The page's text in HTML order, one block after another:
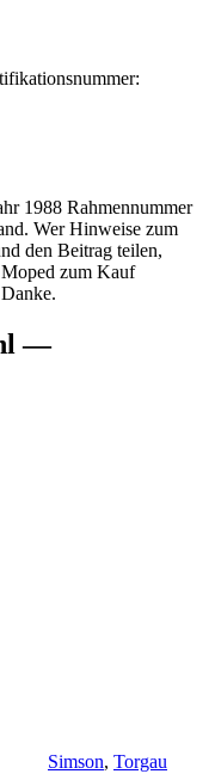
1988 Rahmennummer
Wer Hinweise zum
den Beitrag teilen,
zum Kauf
—
Simson, Torgau